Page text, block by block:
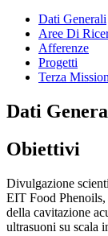
Dati Generali
Aree Di
Afferenze
Progetti
Terza
Dati
Obiettivi
Divulgazione
EIT Food Phenoils,
della cavitazione
ultrasuoni su scala